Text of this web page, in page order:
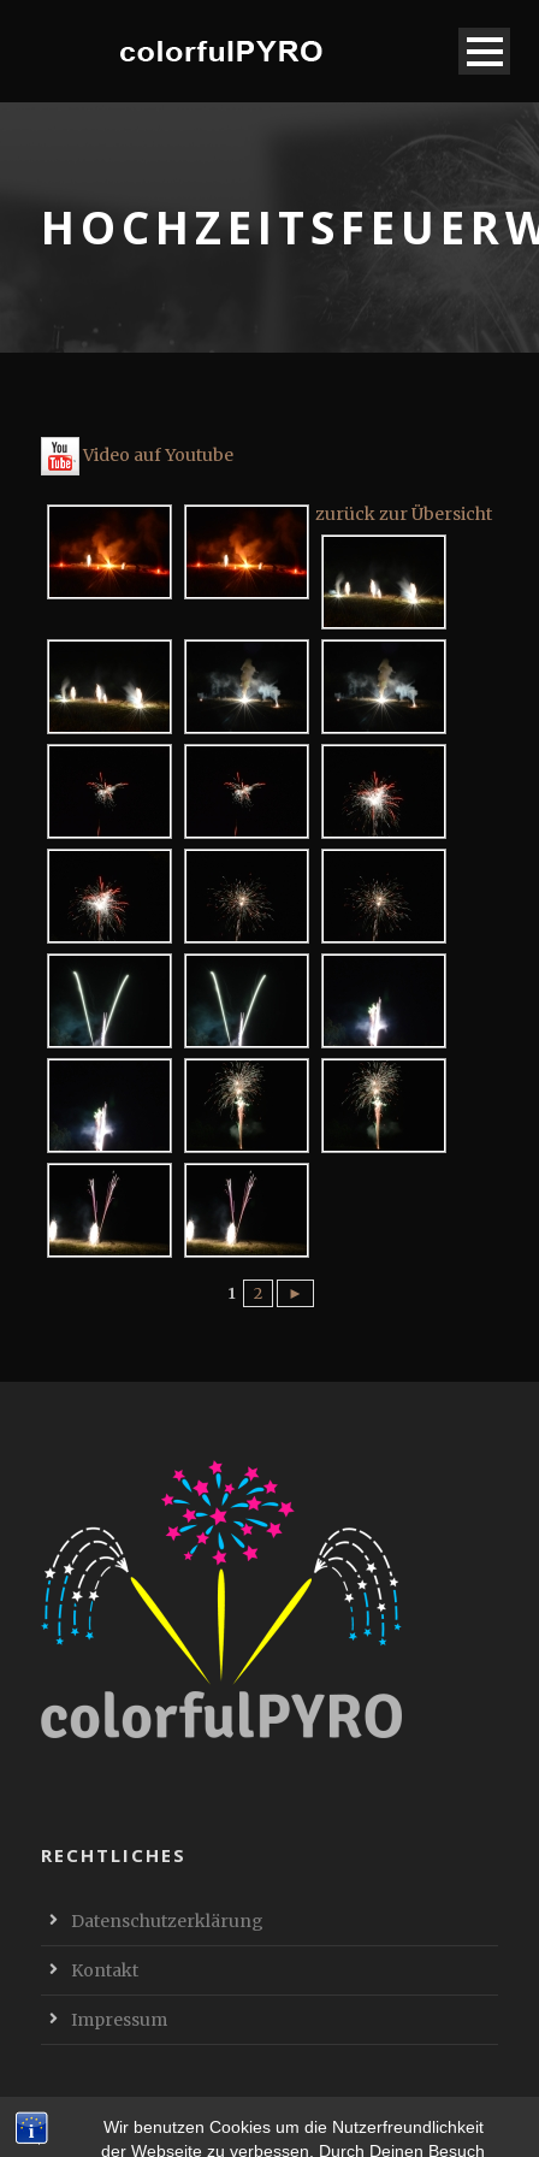
Wir benutzen Cookies um die Nutzerfreundlichkeit
der Webseite zu verbessen. Durch Deinen Besuch
Video auf Youtube
zurück zur Übersicht
1 2 ►
RECHTLICHES
Datenschutzerklärung
Kontakt
Impressum
© Copyright 2019 ColofulPyro